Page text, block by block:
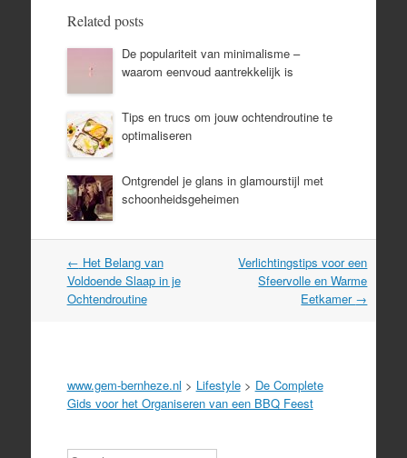
Related posts
De populariteit van minimalisme –
waarom eenvoud aantrekkelijk is
Tips en trucs om jouw ochtendroutine te
optimaliseren
Ontgrendel je glans in glamourstijl met
schoonheidsgeheimen
Post
navigation
← Het Belang van
Voldoende Slaap in je
Ochtendroutine
Verlichtingstips voor een
Sfeervolle en Warme
Eetkamer →
www.gem-bernheze.nl > Lifestyle> De Complete
Gids voor het Organiseren van een BBQ Feest